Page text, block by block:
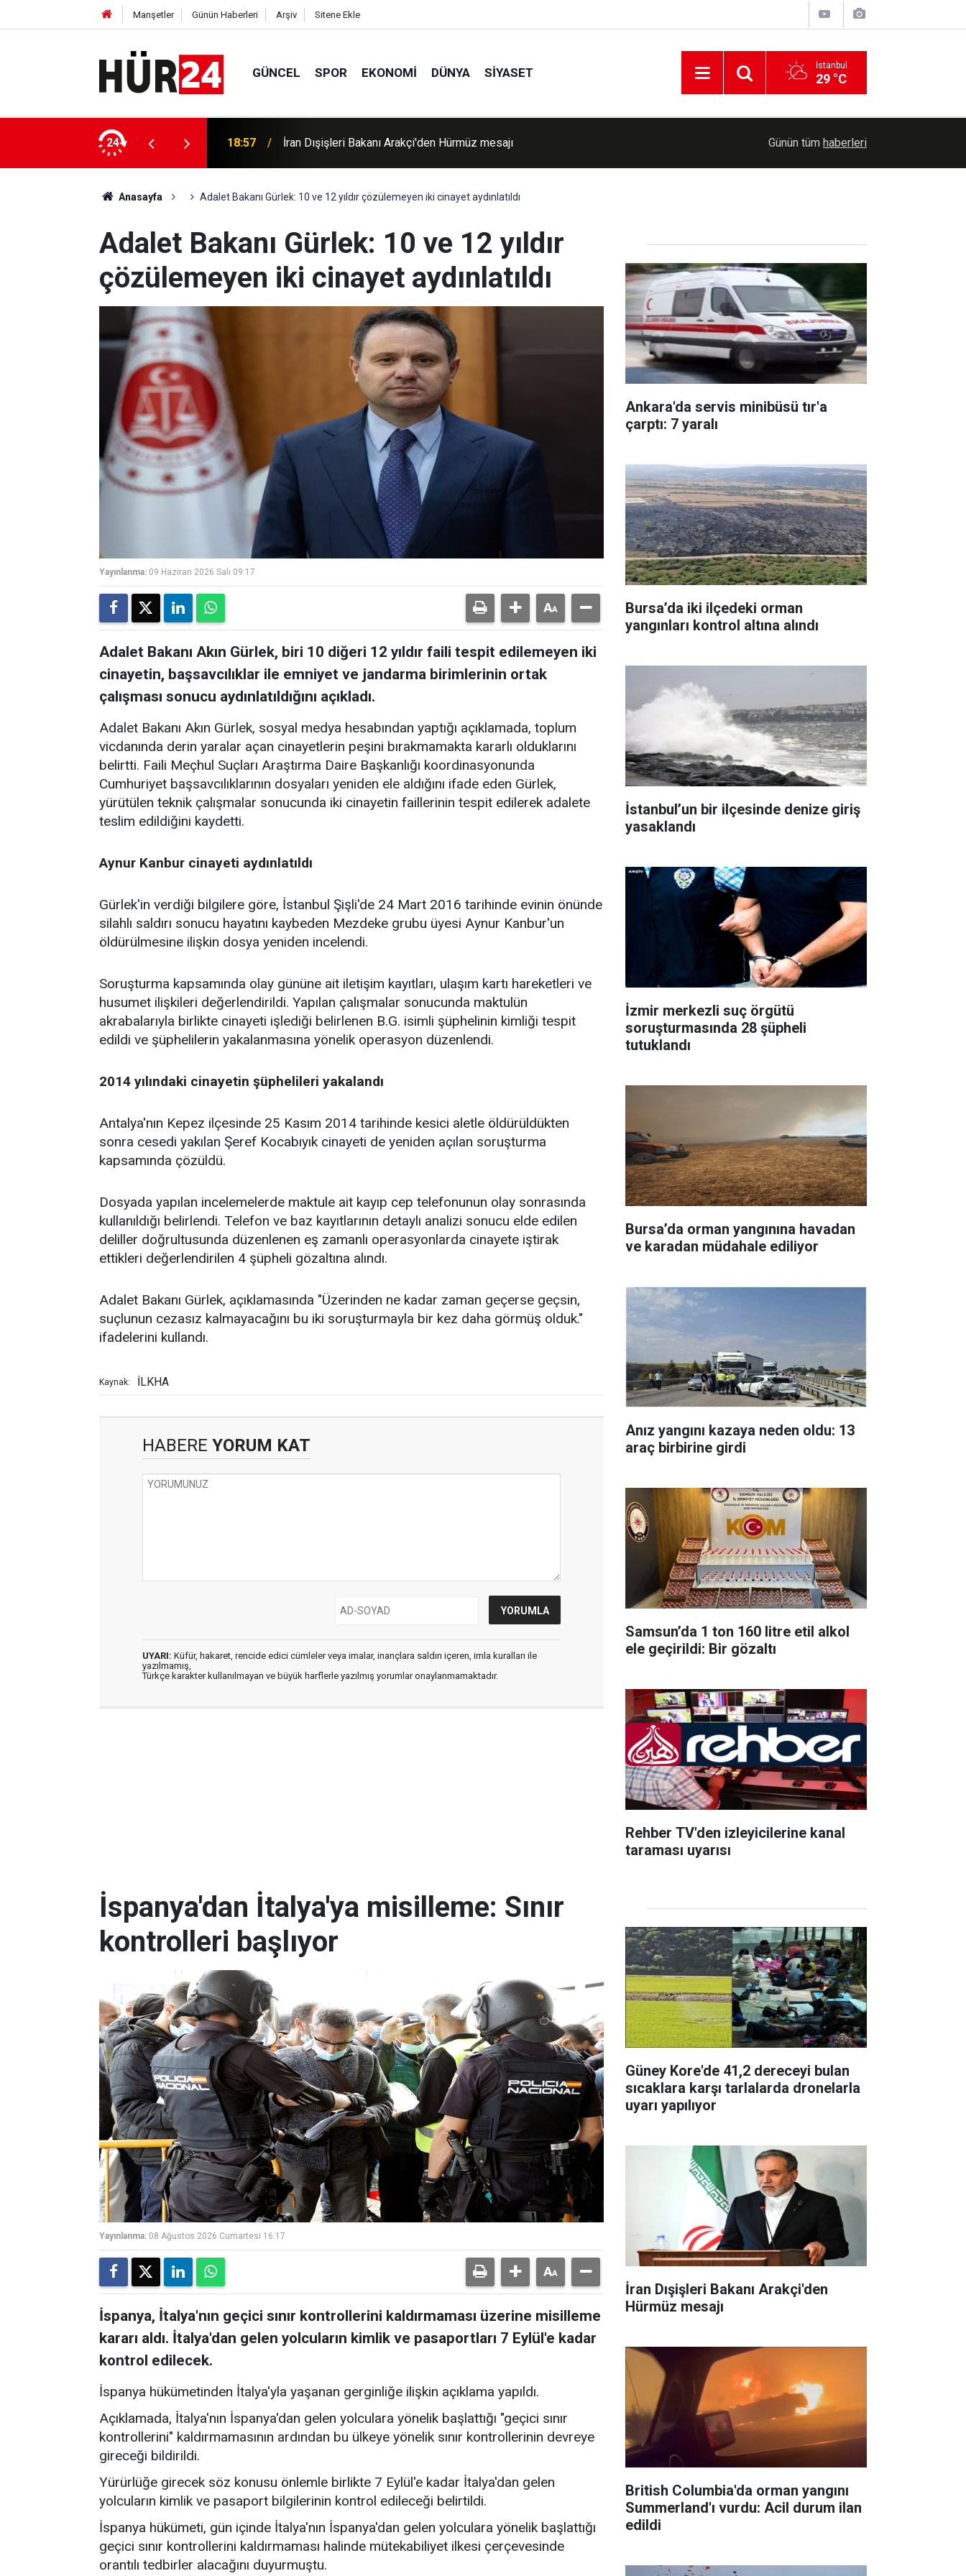
Manşetler Günün Haberleri Arşiv Sitene Ekle
GÜNCEL SPOR EKONOMI DÜNYA SIYASET İstanbul
29 °C
24 18:55 British Columbia'da orman yangını Summerland'ı vurdu: Acil durum ilan edildi Ankara'da servis minibüsü tır'a çarptı: 7 yaralı
Günün tüm haberleri
Anasayfa Adalet Bakanı Gürlek: 10 ve 12 yıldır çözülemeyen iki cinayet aydınlatıldı
Adalet Bakanı Gürlek: 10 ve 12 yıldır
çözülemeyen iki cinayet aydınlatıldı
Yayınlanma: 09 Haziran 2026 Salı 09:17
Adalet Bakanı Akın Gürlek, biri 10 diğeri 12 yıldır faili tespit edilemeyen iki
cinayetin, başsavcılıklar ile emniyet ve jandarma birimlerinin ortak
çalışması sonucu aydınlatıldığını açıkladı.
Adalet Bakanı Akın Gürlek, sosyal medya hesabından yaptığı açıklamada, toplum
vicdanında derin yaralar açan cinayetlerin peşini bırakmamakta kararlı olduklarını
belirtti. Faili Meçhul Suçları Araştırma Daire Başkanlığı koordinasyonunda
Cumhuriyet başsavcılıklarının dosyaları yeniden ele aldığını ifade eden Gürlek,
yürütülen teknik çalışmalar sonucunda iki cinayetin faillerinin tespit edilerek adalete
teslim edildiğini kaydetti.
Aynur Kanbur cinayeti aydınlatıldı
Gürlek'in verdiği bilgilere göre, İstanbul Şişli'de 24 Mart 2016 tarihinde evinin önünde
silahlı saldırı sonucu hayatını kaybeden Mezdeke grubu üyesi Aynur Kanbur'un
öldürülmesine ilişkin dosya yeniden incelendi.
Soruşturma kapsamında olay gününe ait iletişim kayıtları, ulaşım kartı hareketleri ve
husumet ilişkileri değerlendirildi. Yapılan çalışmalar sonucunda maktulün
akrabalarıyla birlikte cinayeti işlediği belirlenen B.G. isimli şüphelinin kimliği tespit
edildi ve şüphelilerin yakalanmasına yönelik operasyon düzenlendi.
2014 yılındaki cinayetin şüphelileri yakalandı
Antalya'nın Kepez ilçesinde 25 Kasım 2014 tarihinde kesici aletle öldürüldükten
sonra cesedi yakılan Şeref Kocabıyık cinayeti de yeniden açılan soruşturma
kapsamında çözüldü.
Dosyada yapılan incelemelerde maktule ait kayıp cep telefonunun olay sonrasında
kullanıldığı belirlendi. Telefon ve baz kayıtlarının detaylı analizi sonucu elde edilen
deliller doğrultusunda düzenlenen eş zamanlı operasyonlarda cinayete iştirak
ettikleri değerlendirilen 4 şüpheli gözaltına alındı.
Adalet Bakanı Gürlek, açıklamasında "Üzerinden ne kadar zaman geçerse geçsin,
suçlunun cezasız kalmayacağını bu iki soruşturmayla bir kez daha görmüş olduk."
ifadelerini kullandı.
Kaynak: İLKHA
HABERE YORUM KAT
UYARI: Küfür, hakaret, rencide edici cümleler veya imalar, inançlara saldırı içeren, imla kuralları ile
yazılmamış,
Türkçe karakter kullanılmayan ve büyük harflerle yazılmış yorumlar onaylanmamaktadır.
Ankara'da servis minibüsü tır'a
çarptı: 7 yaralı
Bursa’da iki ilçedeki orman
yangınları kontrol altına alındı
İstanbul’un bir ilçesinde denize giriş
yasaklandı
İzmir merkezli suç örgütü
soruşturmasında 28 şüpheli
tutuklandı
Bursa’da orman yangınına havadan
ve karadan müdahale ediliyor
Anız yangını kazaya neden oldu: 13
araç birbirine girdi
Samsun’da 1 ton 160 litre etil alkol
ele geçirildi: Bir gözaltı
Rehber TV'den izleyicilerine kanal
taraması uyarısı
İspanya'dan İtalya'ya misilleme: Sınır
kontrolleri başlıyor
Yayınlanma: 08 Ağustos 2026 Cumartesi 16:17
İspanya, İtalya'nın geçici sınır kontrollerini kaldırmaması üzerine misilleme
kararı aldı. İtalya'dan gelen yolcuların kimlik ve pasaportları 7 Eylül'e kadar
kontrol edilecek.
İspanya hükümetinden İtalya'yla yaşanan gerginliğe ilişkin açıklama yapıldı.
Açıklamada, İtalya'nın İspanya'dan gelen yolculara yönelik başlattığı "geçici sınır
kontrollerini" kaldırmamasının ardından bu ülkeye yönelik sınır kontrollerinin devreye
gireceği bildirildi.
Yürürlüğe girecek söz konusu önlemle birlikte 7 Eylül'e kadar İtalya'dan gelen
yolcuların kimlik ve pasaport bilgilerinin kontrol edileceği belirtildi.
İspanya hükümeti, gün içinde İtalya'nın İspanya'dan gelen yolculara yönelik başlattığı
geçici sınır kontrollerini kaldırmaması halinde mütekabiliyet ilkesi çerçevesinde
orantılı tedbirler alacağını duyurmuştu.
Güney Kore'de 41,2 dereceyi bulan
sıcaklara karşı tarlalarda dronelarla
uyarı yapılıyor
İran Dışişleri Bakanı Arakçi'den
Hürmüz mesajı
British Columbia'da orman yangını
Summerland'ı vurdu: Acil durum ilan
edildi